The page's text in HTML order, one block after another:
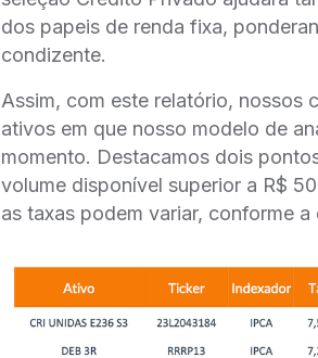
dos papeis de renda fixa,
condizente.
Assim, com este relatório, nossos
ativos em que nosso modelo de
momento. Destacamos dois
volume disponível superior a R$
as taxas podem variar, conforme